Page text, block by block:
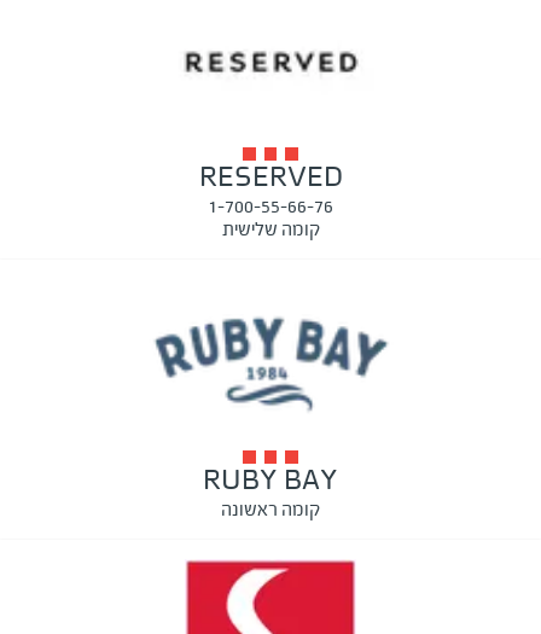
RESERVED
1-700-55-66-76
קומה שלישית
RUBY BAY
קומה ראשונה